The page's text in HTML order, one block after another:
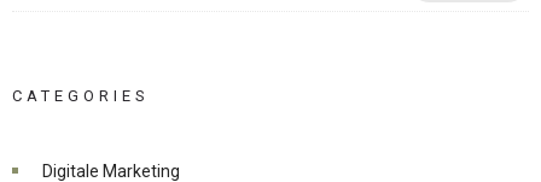
CATEGORIES
Digitale Marketing